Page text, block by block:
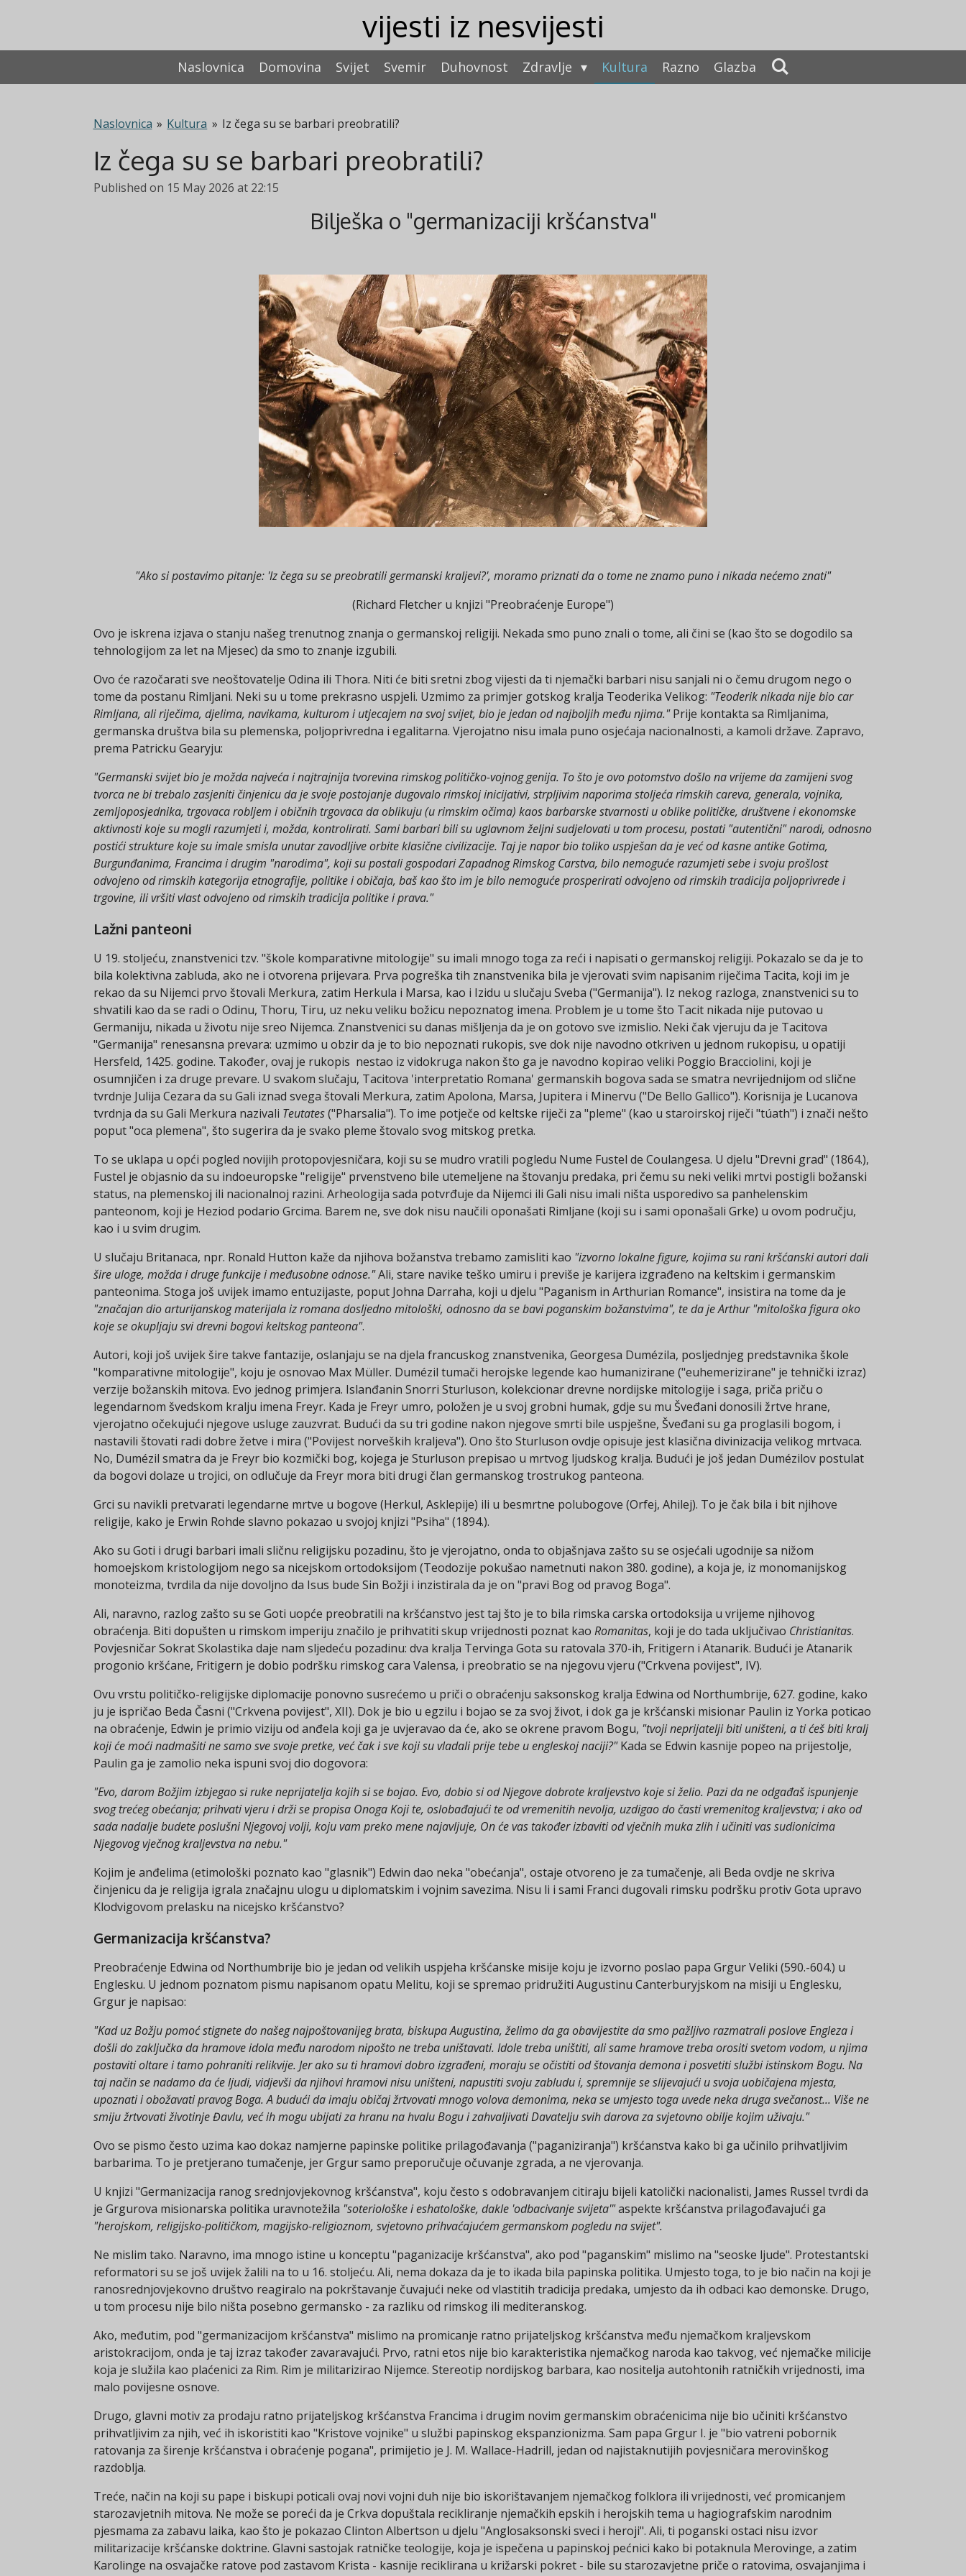
main
vijesti iz nesvijesti
Naslovnica Domovina Svijet Svemir Duhovnost Zdravlje Kultura Razno Glazba
Naslovnica » Kultura » Iz čega su se barbari preobratili?
Iz čega su se barbari preobratili?
Published on 15 May 2026 at 22:15
Bilješka o "germanizaciji kršćanstva"
"Ako si postavimo pitanje: 'Iz čega su se preobratili germanski kraljevi?', moramo priznati da o tome ne znamo puno i nikada nećemo znati"
(Richard Fletcher u knjizi "Preobraćenje Europe")
Ovo je iskrena izjava o stanju našeg trenutnog znanja o germanskoj religiji. Nekada smo puno znali o tome, ali čini se (kao što se dogodilo sa
tehnologijom za let na Mjesec) da smo to znanje izgubili.
Ovo će razočarati sve neoštovatelje Odina ili Thora. Niti će biti sretni zbog vijesti da ti njemački barbari nisu sanjali ni o čemu drugom nego o
tome da postanu Rimljani. Neki su u tome prekrasno uspjeli. Uzmimo za primjer gotskog kralja Teoderika Velikog: "Teoderik nikada nije bio car
Rimljana, ali riječima, djelima, navikama, kulturom i utjecajem na svoj svijet, bio je jedan od najboljih među njima."Prije kontakta sa Rimljanima,
germanska društva bila su plemenska, poljoprivredna i egalitarna. Vjerojatno nisu imala puno osjećaja nacionalnosti, a kamoli države. Zapravo,
prema Patricku Gearyju:
"Germanski svijet bio je možda najveća i najtrajnija tvorevina rimskog političko-vojnog genija. To što je ovo potomstvo došlo na vrijeme da zamijeni svog
tvorca ne bi trebalo zasjeniti činjenicu da je svoje postojanje dugovalo rimskoj inicijativi, strpljivim naporima stoljeća rimskih careva, generala, vojnika,
zemljoposjednika, trgovaca robljem i običnih trgovaca da oblikuju (u rimskim očima) kaos barbarske stvarnosti u oblike političke, društvene i ekonomske
aktivnosti koje su mogli razumjeti i, možda, kontrolirati. Sami barbari bili su uglavnom željni sudjelovati u tom procesu, postati "autentični" narodi, odnosno
postići strukture koje su imale smisla unutar zavodljive orbite klasične civilizacije. Taj je napor bio toliko uspješan da je već od kasne antike Gotima,
Burgunđanima, Francima i drugim "narodima", koji su postali gospodari Zapadnog Rimskog Carstva, bilo nemoguće razumjeti sebe i svoju prošlost
odvojeno od rimskih kategorija etnografije, politike i običaja, baš kao što im je bilo nemoguće prosperirati odvojeno od rimskih tradicija poljoprivrede i
trgovine, ili vršiti vlast odvojeno od rimskih tradicija politike i prava."
Lažni panteoni
U 19. stoljeću, znanstvenici tzv. "škole komparativne mitologije" su imali mnogo toga za reći i napisati o germanskoj religiji. Pokazalo se da je to
bila kolektivna zabluda, ako ne i otvorena prijevara. Prva pogreška tih znanstvenika bila je vjerovati svim napisanim riječima Tacita, koji im je
rekao da su Nijemci prvo štovali Merkura, zatim Herkula i Marsa, kao i Izidu u slučaju Sveba ("Germanija"). Iz nekog razloga, znanstvenici su to
shvatili kao da se radi o Odinu, Thoru, Tiru, uz neku veliku božicu nepoznatog imena. Problem je u tome što Tacit nikada nije putovao u
Germaniju, nikada u životu nije sreo Nijemca. Znanstvenici su danas mišljenja da je on gotovo sve izmislio. Neki čak vjeruju da je Tacitova
"Germanija" renesansna prevara: uzmimo u obzir da je to bio nepoznati rukopis, sve dok nije navodno otkriven u jednom rukopisu, u opatiji
Hersfeld, 1425. godine. Također, ovaj je rukopis nestao iz vidokruga nakon što ga je navodno kopirao veliki Poggio Bracciolini, koji je
osumnjičen i za druge prevare. U svakom slučaju, Tacitova 'interpretatio Romana' germanskih bogova sada se smatra nevrijednijom od slične
tvrdnje Julija Cezara da su Gali iznad svega štovali Merkura, zatim Apolona, ​​Marsa, Jupitera i Minervu ("De Bello Gallico"). Korisnija je Lucanova
tvrdnja da su Gali Merkura nazivali Teutates("Pharsalia"). To ime potječe od keltske riječi za "pleme" (kao u staroirskoj riječi "túath") i znači nešto
poput "oca plemena", što sugerira da je svako pleme štovalo svog mitskog pretka.
To se uklapa u opći pogled novijih protopovjesničara, koji su se mudro vratili pogledu Nume Fustel de Coulangesa. U djelu "Drevni grad" (1864.),
Fustel je objasnio da su indoeuropske "religije" prvenstveno bile utemeljene na štovanju predaka, pri čemu su neki veliki mrtvi postigli božanski
status, na plemenskoj ili nacionalnoj razini. Arheologija sada potvrđuje da Nijemci ili Gali nisu imali ništa usporedivo sa panhelenskim
panteonom, koji je Heziod podario Grcima. Barem ne, sve dok nisu naučili oponašati Rimljane (koji su i sami oponašali Grke) u ovom području,
kao i u svim drugim.
U slučaju Britanaca, npr. Ronald Hutton kaže da njihova božanstva trebamo zamisliti kao "izvorno lokalne figure, kojima su rani kršćanski autori dali
šire uloge, možda i druge funkcije i međusobne odnose."Ali, stare navike teško umiru i previše je karijera izgrađeno na keltskim i germanskim
panteonima. Stoga još uvijek imamo entuzijaste, poput Johna Darraha, koji u djelu "Paganism in Arthurian Romance", insistira na tome da je
"značajan dio arturijanskog materijala iz romana dosljedno mitološki, odnosno da se bavi poganskim božanstvima", te da je Arthur "mitološka figura oko
koje se okupljaju svi drevni bogovi keltskog panteona".
Autori, koji još uvijek šire takve fantazije, oslanjaju se na djela francuskog znanstvenika, Georgesa Dumézila, posljednjeg predstavnika škole
"komparativne mitologije", koju je osnovao Max Müller. Dumézil tumači herojske legende kao humanizirane ("euhemerizirane" je tehnički izraz)
verzije božanskih mitova. Evo jednog primjera. Islanđanin Snorri Sturluson, kolekcionar drevne nordijske mitologije i saga, priča priču o
legendarnom švedskom kralju imena Freyr. Kada je Freyr umro, položen je u svoj grobni humak, gdje su mu Šveđani donosili žrtve hrane,
vjerojatno očekujući njegove usluge zauzvrat. Budući da su tri godine nakon njegove smrti bile uspješne, Šveđani su ga proglasili bogom, i
nastavili štovati radi dobre žetve i mira ("Povijest norveških kraljeva"). Ono što Sturluson ovdje opisuje jest klasična divinizacija velikog mrtvaca.
No, Dumézil smatra da je Freyr bio kozmički bog, kojega je Sturluson prepisao u mrtvog ljudskog kralja. Budući je još jedan Dumézilov postulat
da bogovi dolaze u trojici, on odlučuje da Freyr mora biti drugi član germanskog trostrukog panteona.
Grci su navikli pretvarati legendarne mrtve u bogove (Herkul, Asklepije) ili u besmrtne polubogove (Orfej, Ahilej). To je čak bila i bit njihove
religije, kako je Erwin Rohde slavno pokazao u svojoj knjizi "Psiha" (1894.).
Ako su Goti i drugi barbari imali sličnu religijsku pozadinu, što je vjerojatno, onda to objašnjava zašto su se osjećali ugodnije sa nižom
homoejskom kristologijom nego sa nicejskom ortodoksijom (Teodozije pokušao nametnuti nakon 380. godine), a koja je, iz monomanijskog
monoteizma, tvrdila da nije dovoljno da Isus bude Sin Božji i inzistirala da je on "pravi Bog od pravog Boga".
Ali, naravno, razlog zašto su se Goti uopće preobratili na kršćanstvo jest taj što je to bila rimska carska ortodoksija u vrijeme njihovog
obraćenja. Biti dopušten u rimskom imperiju značilo je prihvatiti skup vrijednosti poznat kao Romanitas, koji je do tada uključivao Christianitas.
Povjesničar Sokrat Skolastika daje nam sljedeću pozadinu: dva kralja Tervinga Gota su ratovala 370-ih, Fritigern i Atanarik. Budući je Atanarik
progonio kršćane, Fritigern je dobio podršku rimskog cara Valensa, i preobratio se na njegovu vjeru ("Crkvena povijest", IV).
Ovu vrstu političko-religijske diplomacije ponovno susrećemo u priči o obraćenju saksonskog kralja Edwina od Northumbrije, 627. godine, kako
ju je ispričao Beda Časni ("Crkvena povijest", XII). Dok je bio u egzilu i bojao se za svoj život, i dok ga je kršćanski misionar Paulin iz Yorka poticao
na obraćenje, Edwin je primio viziju od anđela koji ga je uvjeravao da će, ako se okrene pravom Bogu, "tvoji neprijatelji biti uništeni, a ti ćeš biti kralj
koji će moći nadmašiti ne samo sve svoje pretke, već čak i sve koji su vladali prije tebe u engleskoj naciji?"Kada se Edwin kasnije popeo na prijestolje,
Paulin ga je zamolio neka ispuni svoj dio dogovora:
"Evo, darom Božjim izbjegao si ruke neprijatelja kojih si se bojao. Evo, dobio si od Njegove dobrote kraljevstvo koje si želio. Pazi da ne odgađaš ispunjenje
svog trećeg obećanja; prihvati vjeru i drži se propisa Onoga Koji te, oslobađajući te od vremenitih nevolja, uzdigao do časti vremenitog kraljevstva; i ako od
sada nadalje budete poslušni Njegovoj volji, koju vam preko mene najavljuje, On će vas također izbaviti od vječnih muka zlih i učiniti vas sudionicima
Njegovog vječnog kraljevstva na nebu."
Kojim je anđelima (etimološki poznato kao "glasnik") Edwin dao neka "obećanja", ostaje otvoreno je za tumačenje, ali Beda ovdje ne skriva
činjenicu da je religija igrala značajnu ulogu u diplomatskim i vojnim savezima. Nisu li i sami Franci dugovali rimsku podršku protiv Gota upravo
Klodvigovom prelasku na nicejsko kršćanstvo?
Germanizacija kršćanstva?
Preobraćenje Edwina od Northumbrije bio je jedan od velikih uspjeha kršćanske misije koju je izvorno poslao papa Grgur Veliki (590.-604.) u
Englesku. U jednom poznatom pismu napisanom opatu Melitu, koji se spremao pridružiti Augustinu Canterburyjskom na misiji u Englesku,
Grgur je napisao:
"Kad uz Božju pomoć stignete do našeg najpoštovanijeg brata, biskupa Augustina, želimo da ga obavijestite da smo pažljivo razmatrali poslove Engleza i
došli do zaključka da hramove idola među narodom nipošto ne treba uništavati. Idole treba uništiti, ali same hramove treba orositi svetom vodom, u njima
postaviti oltare i tamo pohraniti relikvije. Jer ako su ti hramovi dobro izgrađeni, moraju se očistiti od štovanja demona i posvetiti službi istinskom Bogu. Na
taj način se nadamo da će ljudi, vidjevši da njihovi hramovi nisu uništeni, napustiti svoju zabludu i, spremnije se slijevajući u svoja uobičajena mjesta,
upoznati i obožavati pravog Boga. A budući da imaju običaj žrtvovati mnogo volova demonima, neka se umjesto toga uvede neka druga svečanost... Više ne
smiju žrtvovati životinje Đavlu, već ih mogu ubijati za hranu na hvalu Bogu i zahvaljivati ​​Davatelju svih darova za svjetovno obilje kojim uživaju."
Ovo se pismo često uzima kao dokaz namjerne papinske politike prilagođavanja ("paganiziranja") kršćanstva kako bi ga učinilo prihvatljivim
barbarima. To je pretjerano tumačenje, jer Grgur samo preporučuje očuvanje zgrada, a ne vjerovanja.
U knjizi "Germanizacija ranog srednjovjekovnog kršćanstva", koju često s odobravanjem citiraju bijeli katolički nacionalisti, James Russel tvrdi da
je Grgurova misionarska politika uravnotežila "soteriološke i eshatološke, dakle 'odbacivanje svijeta'"aspekte kršćanstva prilagođavajući ga
"herojskom, religijsko-političkom, magijsko-religioznom, svjetovno prihvaćajućem germanskom pogledu na svijet".
Ne mislim tako. Naravno, ima mnogo istine u konceptu "paganizacije kršćanstva", ako pod "paganskim" mislimo na "seoske ljude". Protestantski
reformatori su se još uvijek žalili na to u 16. stoljeću. Ali, nema dokaza da je to ikada bila papinska politika. Umjesto toga, to je bio način na koji je
ranosrednjovjekovno društvo reagiralo na pokrštavanje čuvajući neke od vlastitih tradicija predaka, umjesto da ih odbaci kao demonske. Drugo,
u tom procesu nije bilo ništa posebno germansko - za razliku od rimskog ili mediteranskog.
Ako, međutim, pod "germanizacijom kršćanstva" mislimo na promicanje ratno prijateljskog kršćanstva među njemačkom kraljevskom
aristokracijom, onda je taj izraz također zavaravajući. Prvo, ratni etos nije bio karakteristika njemačkog naroda kao takvog, već njemačke milicije
koja je služila kao plaćenici za Rim. Rim je militarizirao Nijemce. Stereotip nordijskog barbara, kao nositelja autohtonih ratničkih vrijednosti, ima
malo povijesne osnove.
Drugo, glavni motiv za prodaju ratno prijateljskog kršćanstva Francima i drugim novim germanskim obraćenicima nije bio učiniti kršćanstvo
prihvatljivim za njih, već ih iskoristiti kao "Kristove vojnike" u službi papinskog ekspanzionizma. Sam papa Grgur I. je "bio vatreni pobornik
ratovanja za širenje kršćanstva i obraćenje pogana", primijetio je J. M. Wallace-Hadrill, jedan od najistaknutijih povjesničara merovinškog
razdoblja.
Treće, način na koji su pape i biskupi poticali ovaj novi vojni duh nije bio iskorištavanjem njemačkog folklora ili vrijednosti, već promicanjem
starozavjetnih mitova. Ne može se poreći da je Crkva dopuštala recikliranje njemačkih epskih i herojskih tema u hagiografskim narodnim
pjesmama za zabavu laika, kao što je pokazao Clinton Albertson u djelu "Anglosaksonski sveci i heroji". Ali, ti poganski ostaci nisu izvor
militarizacije kršćanske doktrine. Glavni sastojak ratničke teologije, koja je ispečena u papinskoj pećnici kako bi potaknula Merovinge, a zatim
Karolinge na osvajačke ratove pod zastavom Krista - kasnije reciklirana u križarski pokret - bile su starozavjetne priče o ratovima, osvajanjima i